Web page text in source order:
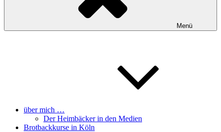
Menü
über mich …
Der Heimbäcker in den Medien
Brotbackkurse in Köln